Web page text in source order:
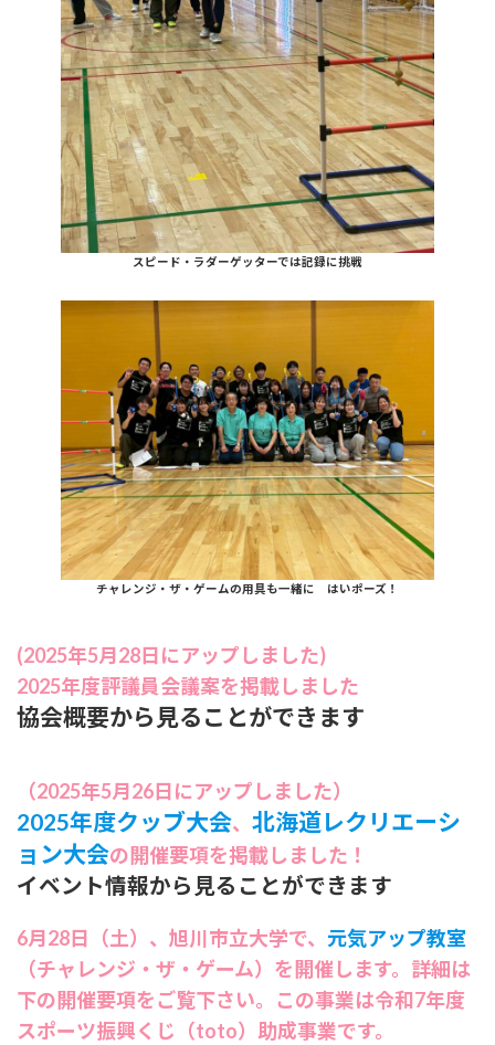
スピード・ラダーゲッターでは記録に挑戦
チャレンジ・ザ・ゲームの用具も一緒に はいポーズ！
(2025年5月28日にアップしました)
2025年度評議員会議案を掲載しました
協会概要から見ることができます
（2025年5月26日にアップしました）
2025年度クッブ大会、 北海道レクリエーシ
ョン大会の開催要項を掲載しました！
イベント情報から見ることができます
6月28日（土）、旭川市立大学で、 元気アップ教室
（チャレンジ・ザ・ゲーム）を開催します。詳細は
下の開催要項をご覧下さい。この事業は令和7年度
スポーツ振興くじ（toto）助成事業です。